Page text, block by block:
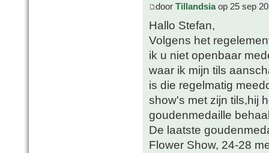
door Tillandsiaop 25 sep
Hallo Stefan,
Volgens het
ik u niet openbaar
waar ik mijn tils
is die regelmatig
show's met zijn tils,hij
goudenmedaille
De laatste
Flower Show, 24-28